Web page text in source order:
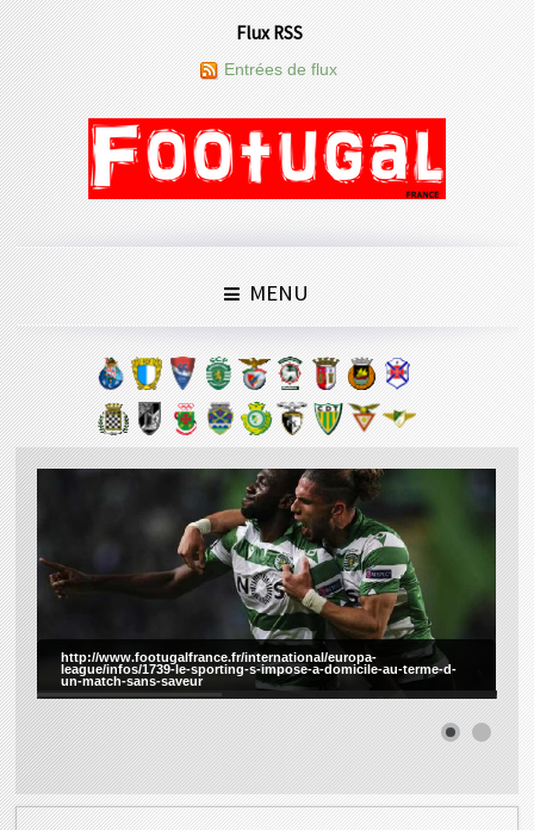
Flux RSS
Entrées de flux
MENU
http://www.footugalfrance.fr/international/europa-
league/infos/1739-le-sporting-s-impose-a-domicile-au-terme-d-
un-match-sans-saveur